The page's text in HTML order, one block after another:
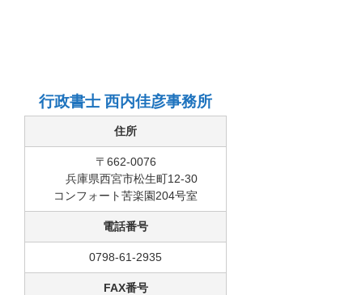
行政書士 西内佳彦事務所
住所
〒662-0076
兵庫県西宮市松生町12-30
コンフォート苦楽園204号室
電話番号
0798-61-2935
FAX番号